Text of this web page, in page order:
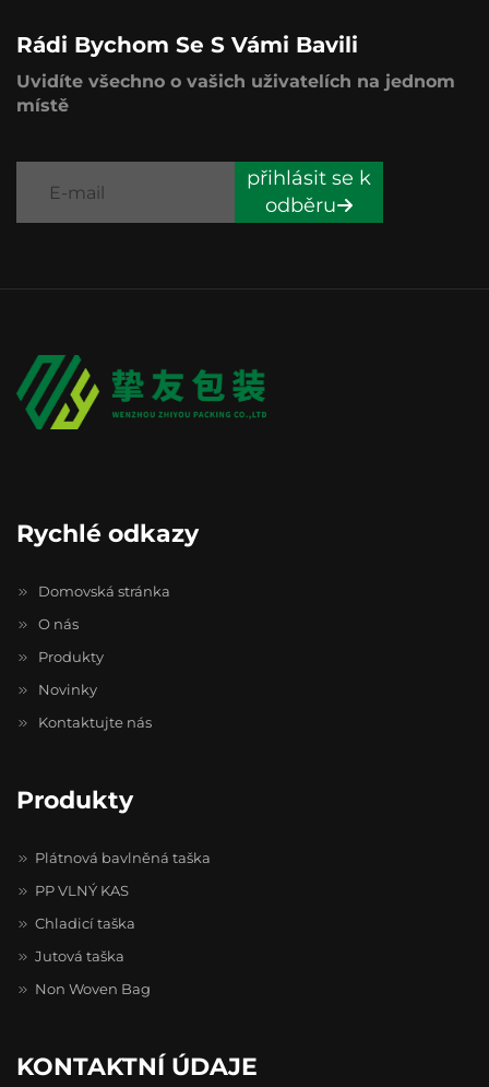
Rádi Bychom Se S Vámi Bavili
Uvidíte všechno o vašich uživatelích na jednom
místě
přihlásit se k
odběru
Rychlé odkazy
Domovská stránka
O nás
Produkty
Novinky
Kontaktujte nás
Produkty
Plátnová bavlněná taška
PP VLNÝ KAS
Chladicí taška
Jutová taška
Non Woven Bag
KONTAKTNÍ ÚDAJE